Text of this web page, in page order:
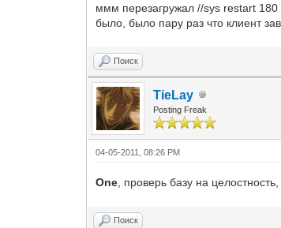
ммм перезагружал //sys restart 180
было, было пару раз что клиент
Поиск
TieLay
Posting Freak
04-05-2011, 08:26 PM
One , проверь базу на
Поиск